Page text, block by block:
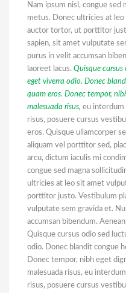
Nam ipsum nisl, congue sed
metus. Donec ultricies at
auctor tortor, ut porttitor
sapien, sit amet vulputate
purus in velit accumsan
laoreet lacus. Quisque
eget viverra odio. Donec
quam eros. Donec tempor,
malesuada risus, eu interdum
risus, posuere cursus
eros. Quisque ullamcorper
aliquam vel porttitor sed,
arcu, dictum iaculis mi
congue sed magna
ultricies at leo sit amet
porttitor justo. Vestibulum
vulputate sem gravida et.
accumsan bibendum.
Quisque cursus odio sed
odio. Donec blandit congue
Donec tempor, nibh eget
malesuada risus, eu
risus, posuere cursus